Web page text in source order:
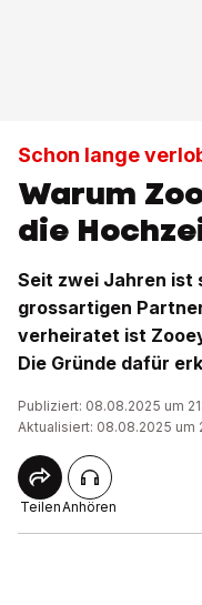
Schon lange
Warum
die
Seit zwei Jahren ist
grossartigen
verheiratet ist
Die Gründe dafür
Publiziert: 08.08.2025 um
Aktualisiert: 08.08.2025 um
TeilenAnhören